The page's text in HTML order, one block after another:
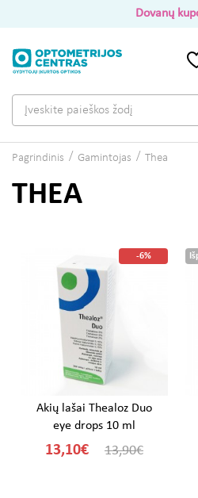
Dovanų
Pagrindinis Gamintojas Thea
THEA
-6%
Akių lašai Thealoz Duo
eye drops 10 ml
13,10€ 13,90€